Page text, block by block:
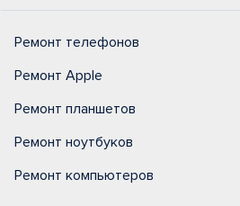
Ремонт телефонов
Ремонт Apple
Ремонт планшетов
Ремонт ноутбуков
Ремонт компьютеров